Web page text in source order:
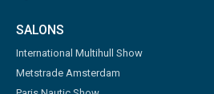
SALONS
International Multihull Show
Metstrade Amsterdam